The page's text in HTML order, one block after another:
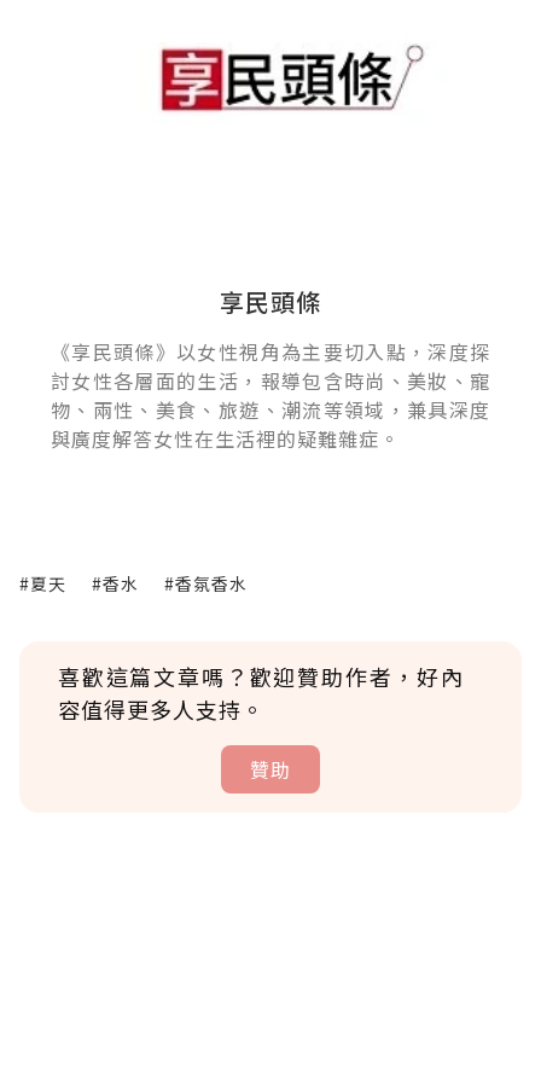
享民頭條
《享民頭條》以女性視角為主要切入點，深度探
討女性各層面的生活，報導包含時尚、美妝、寵
物、兩性、美食、旅遊、潮流等領域，兼具深度
與廣度解答女性在生活裡的疑難雜症。
#夏天 #香水 #香氛香水
喜歡這篇文章嗎？歡迎贊助作者，好內
容值得更多人支持。
贊助